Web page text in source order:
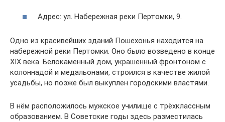
Адрес: ул. Набережная реки Пертомки, 9.
Одно из красивейших зданий Пошехонья находится на
набережной реки Пертомки. Оно было возведено в конце
XIX века. Белокаменный дом, украшенный фронтоном с
колоннадой и медальонами, строился в качестве жилой
усадьбы, но позже был выкуплен городскими властями.
В нём расположилось мужское училище с трёхклассным
образованием. В Советские годы здесь разместилась